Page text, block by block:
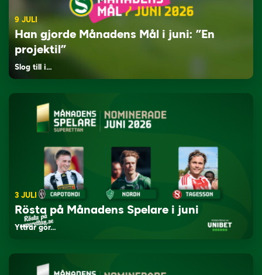
9 JULI
Han gjorde Månadens Mål i juni: ”En
projektil”
Slog till i…
3 JULI
Rösta på Månadens Spelare i juni
Yttrar gör…